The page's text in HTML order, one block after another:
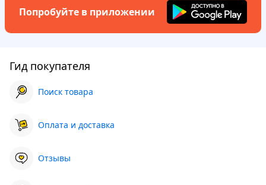
Попробуйте в приложении
Гид покупателя
Поиск товара
Оплата и доставка
Отзывы